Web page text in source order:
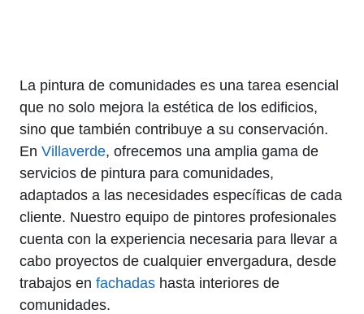
La pintura de comunidades es una tarea esencial
que no solo mejora la estética de los edificios,
sino que también contribuye a su conservación.
En Villaverde, ofrecemos una amplia gama de
servicios de pintura para comunidades,
adaptados a las necesidades específicas de cada
cliente. Nuestro equipo de pintores profesionales
cuenta con la experiencia necesaria para llevar a
cabo proyectos de cualquier envergadura, desde
trabajos en fachadas hasta interiores de
comunidades.